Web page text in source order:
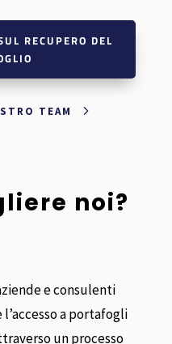
RECUPERO DEL
TEAM
noi?
e consulenti
a portafogli
un processo